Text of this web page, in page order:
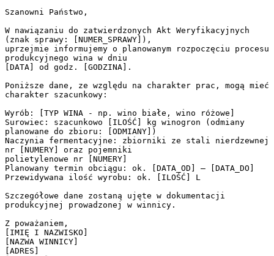
Szanowni Państwo,
W nawiązaniu do zatwierdzonych Akt Weryfikacyjnych
(znak sprawy: [NUMER_SPRAWY]),
uprzejmie informujemy o planowanym rozpoczęciu procesu
produkcyjnego wina w dniu
[DATA] od godz. [GODZINA].
Poniższe dane, ze względu na charakter prac, mogą mieć
charakter szacunkowy:
Wyrób: [TYP WINA - np. wino białe, wino różowe]
Surowiec: szacunkowo [ILOŚĆ] kg winogron (odmiany
planowane do zbioru: [ODMIANY])
Naczynia fermentacyjne: zbiorniki ze stali nierdzewnej
nr [NUMERY] oraz pojemniki
polietylenowe nr [NUMERY]
Planowany termin obciągu: ok. [DATA_OD] – [DATA_DO]
Przewidywana ilość wyrobu: ok. [ILOŚĆ] L
Szczegółowe dane zostaną ujęte w dokumentacji
produkcyjnej prowadzonej w winnicy.
Z poważaniem,
[IMIĘ I NAZWISKO]
[NAZWA WINNICY]
[ADRES]